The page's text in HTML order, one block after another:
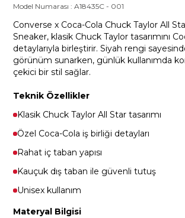
Model Numarası :A18435C - 001
Converse x Coca-Cola Chuck Taylor All
Sneaker, klasik Chuck Taylor tasarımını
detaylarıyla birleştirir. Siyah rengi
görünüm sunarken, günlük kullanımda
çekici bir stil sağlar.
Teknik Özellikler
Klasik Chuck Taylor All Star tasarımı
Özel Coca-Cola iş birliği detayları
Rahat iç taban yapısı
Kauçuk dış taban ile güvenli tutuş
Unisex kullanım
Materyal Bilgisi